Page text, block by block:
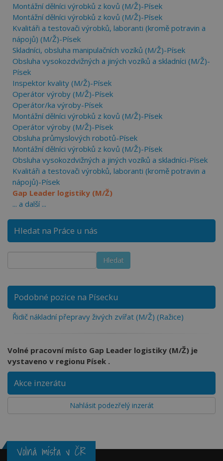
Montážní dělníci výrobků z kovů (M/Ž)-Písek
Montážní dělníci výrobků z kovů (M/Ž)-Písek
Kvalitáři a testovači výrobků, laboranti (kromě potravin a
nápojů) (M/Ž)-Písek
Skladníci, obsluha manipulačních vozíků (M/Ž)-Písek
Obsluha vysokozdvižných a jiných vozíků a skladníci (M/Ž)-
Písek
Inspektor kvality (M/Ž)-Písek
Operátor výroby (M/Ž)-Písek
Operátor/ka výroby-Písek
Montážní dělníci výrobků z kovů (M/Ž)-Písek
Operátor výroby (M/Ž)-Písek
Obsluha průmyslových robotů-Písek
Montážní dělníci výrobků z kovů (M/Ž)-Písek
Obsluha vysokozdvižných a jiných vozíků a skladníci-Písek
Kvalitáři a testovači výrobků, laboranti (kromě potravin a
nápojů)-Písek
Gap Leader logistiky (M/Ž)
... a další ...
Hledat na Práce u nás
Podobné pozice na Písecku
Řidič nákladní přepravy živých zvířat (M/Ž) (Ražice)
Volné pracovní místo Gap Leader logistiky (M/Ž) je
vystaveno v regionu Písek .
Akce inzerátu
Nahlásit podezřelý inzerát
Volná místa v ČR